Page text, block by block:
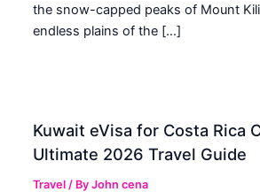
the snow-capped peaks of Mount
endless plains of the […]
Kuwait eVisa for Costa Rica
Ultimate 2026 Travel Guide
Travel / ByJohn cena